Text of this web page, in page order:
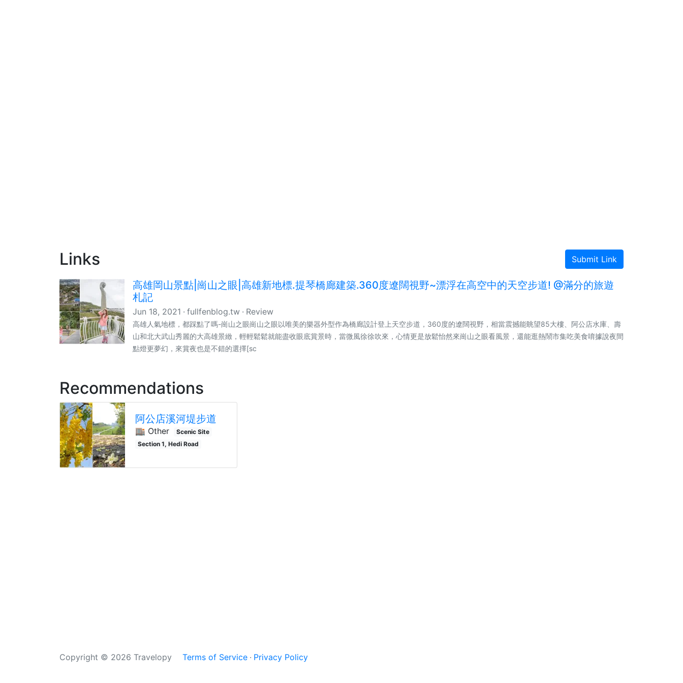
Links Submit Link
高雄岡山景點|崗山之眼|高雄新地標.提琴橋廊建築.360度遼闊視野~漂浮在高空中的天空步道! @滿分的旅遊
札記
Jun 18, 2021 fullfenblog.tw Review
高雄人氣地標，都踩點了嗎-崗山之眼崗山之眼以唯美的樂器外型作為橋廊設計登上天空步道，360度的遼闊視野，相當震撼能眺望85大樓、阿公店水庫、壽
山和北大武山秀麗的大高雄景緻，輕輕鬆鬆就能盡收眼底賞景時，當微風徐徐吹來，心情更是放鬆怡然來崗山之眼看風景，還能逛熱鬧市集吃美食唷據說夜間
點燈更夢幻，來賞夜也是不錯的選擇[sc
Recommendations
阿公店溪河堤步道
🏬 Other
Scenic Site
Section 1, Hedi Road
Copyright © 2026 Travelopy Terms of Service Privacy Policy